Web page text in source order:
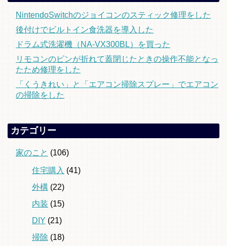
NintendoSwitchのジョイコンのスティック修理をした
後付けでビルトイン食洗器を導入した
ドラム式洗濯機（NA-VX300BL）を買った
リモコンのピンが折れて蓋閉じたときの操作不能となっ
たため修理をした
「くうきれい」と「エアコン掃除スプレー」でエアコン
の掃除をした
カテゴリー
家のこと (106)
住宅購入 (41)
外構 (22)
内装 (15)
DIY (21)
掃除 (18)